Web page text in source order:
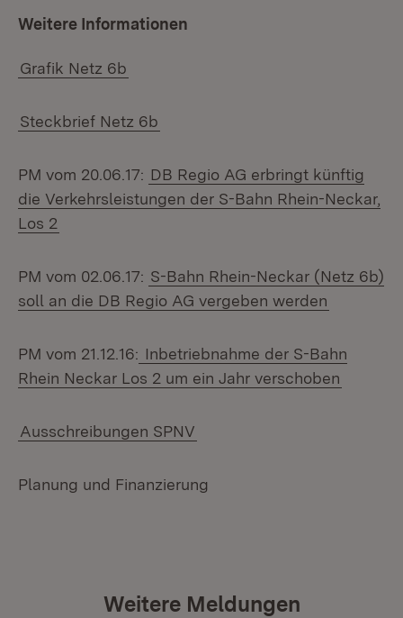
Weitere Informationen
Grafik Netz 6b
Steckbrief Netz 6b
PM vom 20.06.17: DB Regio AG erbringt künftig
die Verkehrsleistungen der S-Bahn Rhein-Neckar,
Los 2
PM vom 02.06.17: S-Bahn Rhein-Neckar (Netz 6b)
soll an die DB Regio AG vergeben werden
PM vom 21.12.16: Inbetriebnahme der S-Bahn
Rhein Neckar Los 2 um ein Jahr verschoben
Ausschreibungen SPNV
Planung und Finanzierung
Weitere Meldungen